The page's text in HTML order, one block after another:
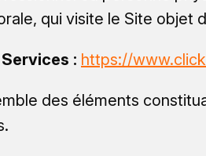
qui visite le Site objet
: https://
des éléments